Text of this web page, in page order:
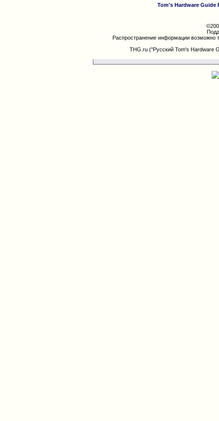
Tom's Hardware Guide
Распространение информации возможно
THG.ru ("Русский Tom's Hardware